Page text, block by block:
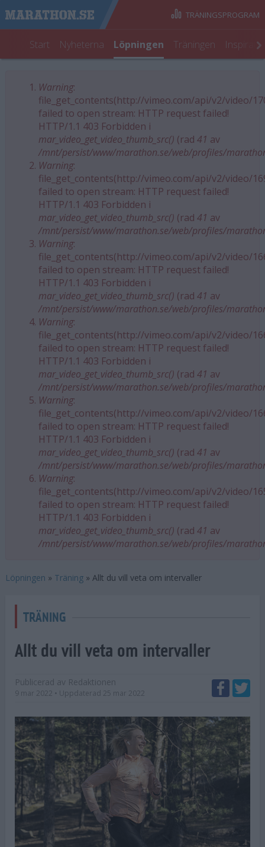
Start Nyheterna Löpningen Träningen
TRÄNINGSPROGRAM
Felmeddelande
Warning:
file_get_contents(http://vimeo.com/api/v2/video/
failed to open stream: HTTP request failed!
HTTP/1.1 403 Forbidden i
mar_video_get_video_thumb_src() (rad 41 av
/mnt/persist/www/marathon.se/web/profiles/
Warning:
file_get_contents(http://vimeo.com/api/v2/video/
failed to open stream: HTTP request failed!
HTTP/1.1 403 Forbidden i
mar_video_get_video_thumb_src() (rad 41 av
/mnt/persist/www/marathon.se/web/profiles/
Warning:
file_get_contents(http://vimeo.com/api/v2/video/
failed to open stream: HTTP request failed!
HTTP/1.1 403 Forbidden i
mar_video_get_video_thumb_src() (rad 41 av
/mnt/persist/www/marathon.se/web/profiles/
Warning:
file_get_contents(http://vimeo.com/api/v2/video/
failed to open stream: HTTP request failed!
HTTP/1.1 403 Forbidden i
mar_video_get_video_thumb_src() (rad 41 av
/mnt/persist/www/marathon.se/web/profiles/
Warning:
file_get_contents(http://vimeo.com/api/v2/video/
failed to open stream: HTTP request failed!
HTTP/1.1 403 Forbidden i
mar_video_get_video_thumb_src() (rad 41 av
/mnt/persist/www/marathon.se/web/profiles/
Warning:
file_get_contents(http://vimeo.com/api/v2/video/
failed to open stream: HTTP request failed!
HTTP/1.1 403 Forbidden i
mar_video_get_video_thumb_src() (rad 41 av
/mnt/persist/www/marathon.se/web/profiles/
Löpningen » Träning » Allt du vill veta om intervaller
TRÄNING
Allt du vill veta om intervaller
Publicerad av Redaktionen
9 mar 2022 • Uppdaterad 25 mar 2022